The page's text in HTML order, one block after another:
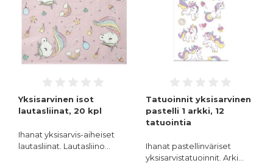
Yksisarvinen isot
lautasliinat, 20 kpl
Ihanat yksisarvis-aiheiset
lautasliinat. Lautasliino…
Tatuoinnit yksisarvinen
pastelli 1 arkki, 12
tatuointia
Ihanat pastellinväriset
yksisarvistatuoinnit. Arki…